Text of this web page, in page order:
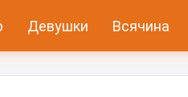
Девушки Всячина